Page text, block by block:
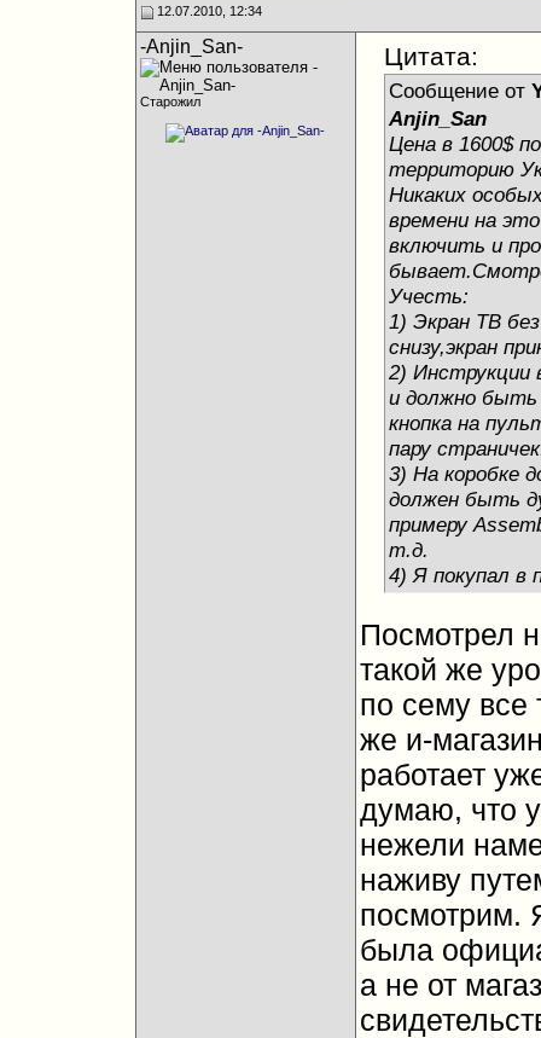
12.07.2010, 12:34
-Anjin_San-
Старожил
Цитата:
Сообщение от
Anjin_San
Цена в 1600$
территорию
Никаких
времени на
включить и
Учесть:
1) Экран ТВ
снизу,экран
2) Инструкции
и должно
кнопка на
пару
3) На коробке
должен быть
примеру
т.д.
4) Я покупал в
Посмотрел
такой же
по сему
же и-
работает
думаю, что
нежели
наживу
посмотрим.
была
а не от